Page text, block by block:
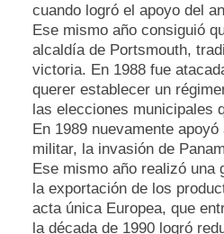
cuando logró el apoyo del
Ese mismo año consiguió
alcaldía de Portsmouth,
victoria. En 1988 fue
querer establecer un
las elecciones municipales
En 1989 nuevamente
militar, la invasión de
Ese mismo año realizó una
la exportación de los
acta única Europea, que
la década de 1990 logró